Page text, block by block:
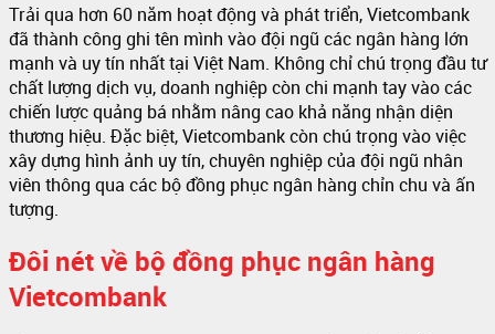
Trải qua hơn 60 năm hoạt động và phát triển, Vietcombank
đã thành công ghi tên mình vào đội ngũ các ngân hàng lớn
mạnh và uy tín nhất tại Việt Nam. Không chỉ chú trọng đầu tư
chất lượng dịch vụ, doanh nghiệp còn chi mạnh tay vào các
chiến lược quảng bá nhằm nâng cao khả năng nhận diện
thương hiệu. Đặc biệt, Vietcombank còn chú trọng vào việc
xây dựng hình ảnh uy tín, chuyên nghiệp của đội ngũ nhân
viên thông qua các bộ đồng phục ngân hàng chỉn chu và ấn
tượng.
Đôi nét về bộ đồng phục ngân hàng
Vietcombank